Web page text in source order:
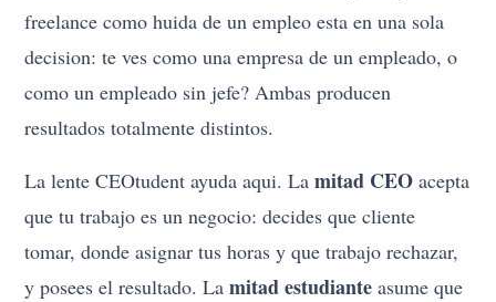
freelance como huida de un empleo esta en una sola
decision: te ves como una empresa de un empleado, o
como un empleado sin jefe? Ambas producen
resultados totalmente distintos.
La lente CEOtudent ayuda aqui. Lamitad CEO acepta
que tu trabajo es un negocio: decides que cliente
tomar, donde asignar tus horas y que trabajo rechazar,
y posees el resultado. Lamitad estudiante asume que